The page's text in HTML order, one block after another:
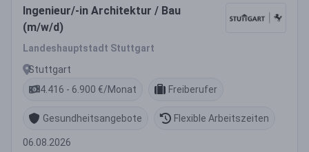
Ingenieur/-in Architektur / Bau
(m/w/d)
Landeshauptstadt Stuttgart
Stuttgart
4.416 - 6.900 €/Monat
Freiberufer
Gesundheitsangebote Flexible Arbeitszeiten
06.08.2026